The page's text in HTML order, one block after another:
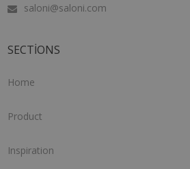
saloni@saloni.com
SECTIONS
Home
Product
Inspiration